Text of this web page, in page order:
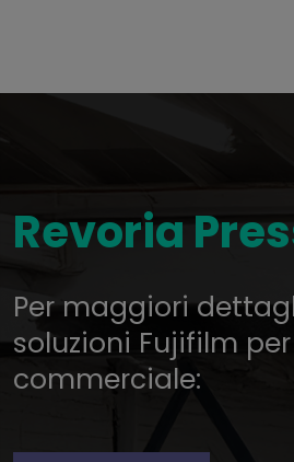
Revoria
Per maggiori
soluzioni Fujifilm
commerciale: